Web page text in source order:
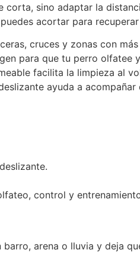
sino adaptar la
acortar para
cruces y zonas con
para que tu perro olfatee
facilita la limpieza al
ayuda a
control y
arena o lluvia y deja